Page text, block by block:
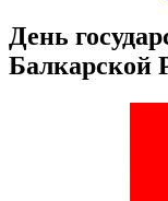
День
Балкарской